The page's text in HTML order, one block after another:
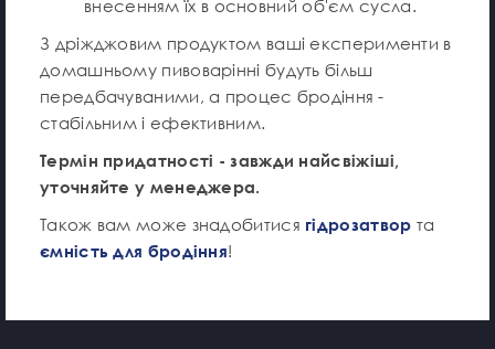
внесенням їх в основний об'єм сусла.
З дріжджовим продуктом ваші експерименти в
домашньому пивоварінні будуть більш
передбачуваними, а процес бродіння -
стабільним і ефективним.
Термін придатності - завжди найсвіжіші,
уточняйте у менеджера.
Також вам може знадобитися гідрозатвор та
ємність для бродіння!